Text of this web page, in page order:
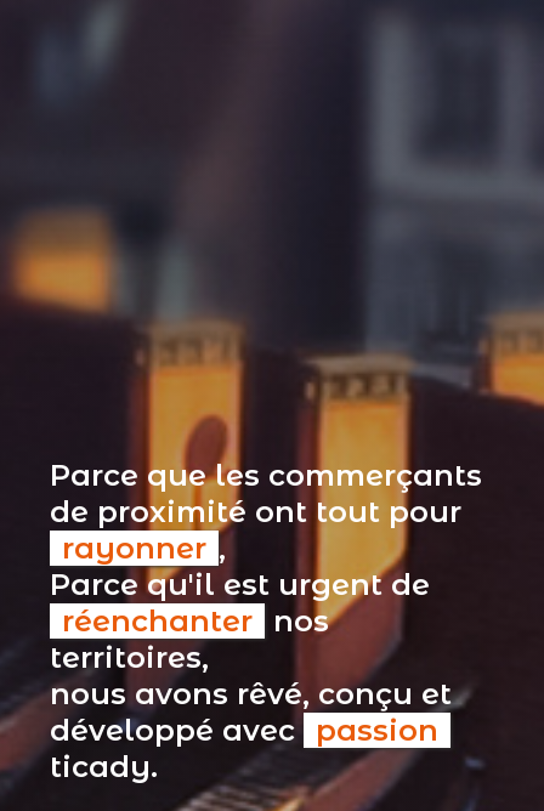
Parce que les commerçants
de proximité ont tout pour
rayonner ,
Parce qu'il est urgent de
réenchanter
nos
territoires,
nous avons rêvé, conçu et
développé avec passion
ticady.